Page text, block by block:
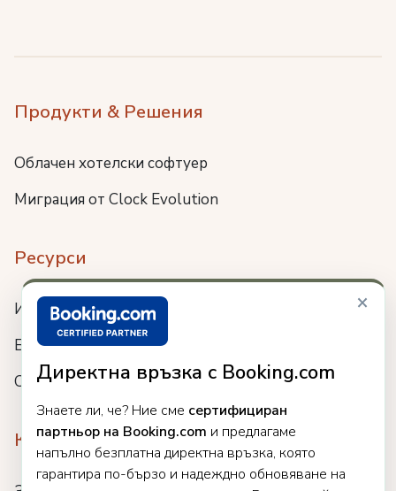
×
Директна връзка с Booking.com
Знаете ли, че? Ние сме сертифициран
партньор на Booking.com и предлагаме
напълно безплатна директна връзка, която
гарантира по-бързо и надеждно обновяване на
Продукти & Решения
Облачен хотелски софтуер
Миграция от Clock Evolution
Ресурси
Интеграции
Блог
Събития
Компания